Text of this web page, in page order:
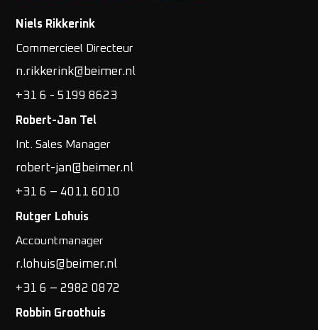
Niels Rikkerink
Commercieel Directeur
n.rikkerink@beimer.nl
+31 6 - 5199 8623
Robert-Jan Tel
Int. Sales Manager
robert-jan@beimer.nl
+31 6 – 4011 6010
Rutger Lohuis
Accountmanager
r.lohuis@beimer.nl
+31 6 – 2982 0872
Robbin Groothuis